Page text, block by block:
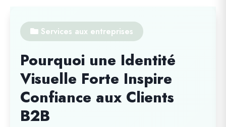
Services aux entreprises
Pourquoi une Identité
Visuelle Forte Inspire
Confiance aux Clients
B2B